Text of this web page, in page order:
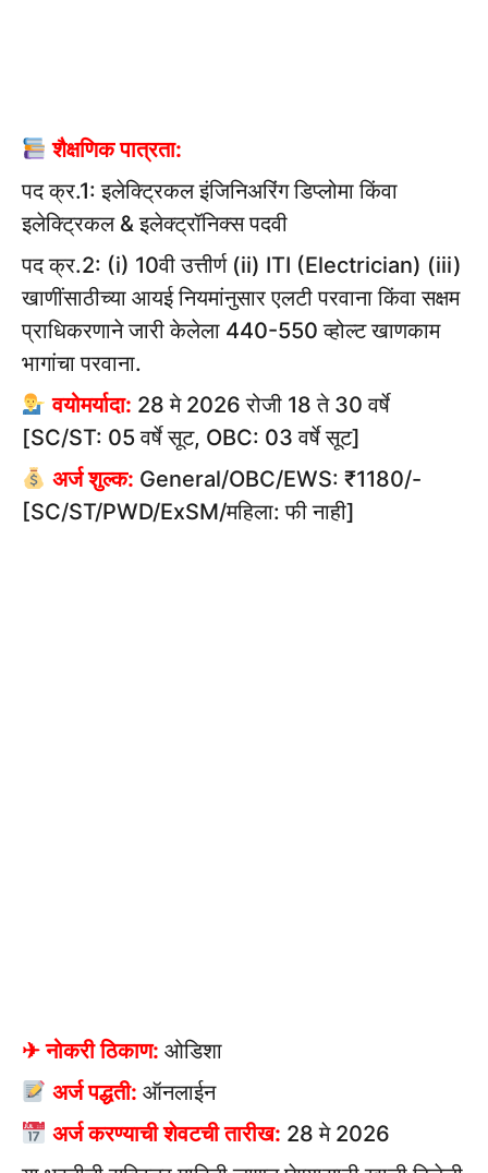
शैक्षणिक पात्रता:
पद क्र.1: इलेक्ट्रिकल इंजिनिअरिंग डिप्लोमा किंवा
इलेक्ट्रिकल & इलेक्ट्रॉनिक्स पदवी
पद क्र.2: (i) 10वी उत्तीर्ण (ii) ITI (Electrician) (iii)
खाणींसाठीच्या आयई नियमांनुसार एलटी परवाना किंवा सक्षम
प्राधिकरणाने जारी केलेला 440-550 व्होल्ट खाणकाम
भागांचा परवाना.
वयोमर्यादा: 28 मे 2026 रोजी 18 ते 30 वर्षे
[SC/ST: 05 वर्षे सूट, OBC: 03 वर्षे सूट]
अर्ज शुल्क: General/OBC/EWS: ₹1180/-
[SC/ST/PWD/ExSM/महिला: फी नाही]
✈ नोकरी ठिकाण: ओडिशा
अर्ज पद्धती: ऑनलाईन
अर्ज करण्याची शेवटची तारीख: 28 मे 2026